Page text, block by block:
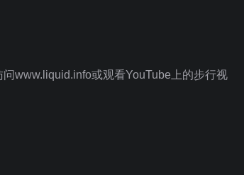
www.liquid.info或观看YouTube上的步行视